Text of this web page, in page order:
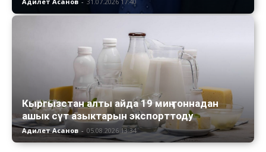
Кыргызстан алты айда 19 миң тоннадан
ашык сүт азыктарын экспорттоду
Адилет Асанов - 05.08.2026 13:34